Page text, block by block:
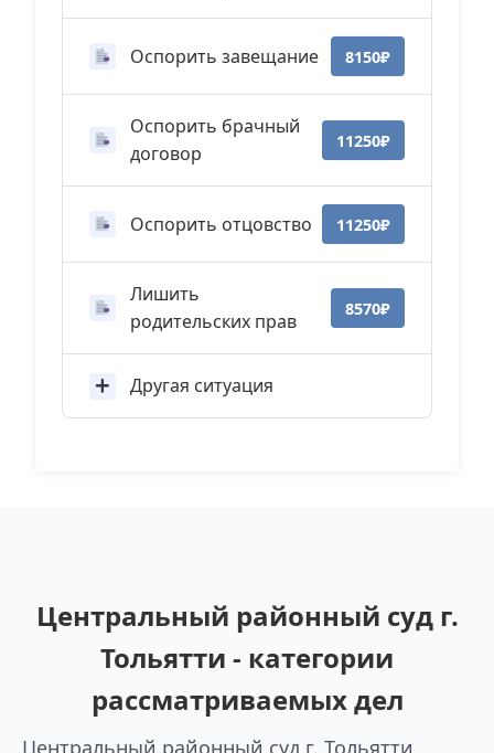
Оспорить завещание 8150₽
Оспорить брачный
договор
11250₽
Оспорить отцовство 11250₽
Лишить
родительских прав
8570₽
Другая ситуация
Центральный районный суд г.
Тольятти - категории
рассматриваемых дел
Центральный районный суд г. Тольятти